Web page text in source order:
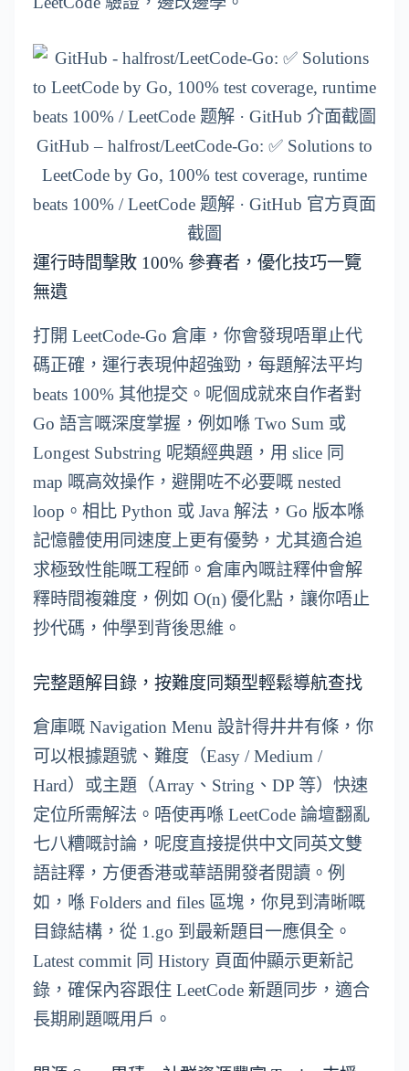
GitHub – halfrost/LeetCode-Go: ✅ Solutions to
LeetCode by Go, 100% test coverage, runtime
beats 100% / LeetCode 题解 · GitHub 官方頁面
截圖
運行時間擊敗 100% 參賽者，優化技巧一覽
無遺
打開 LeetCode-Go 倉庫，你會發現唔單止代
碼正確，運行表現仲超強勁，每題解法平均
beats 100% 其他提交。呢個成就來自作者對
Go 語言嘅深度掌握，例如喺 Two Sum 或
Longest Substring 呢類經典題，用 slice 同
map 嘅高效操作，避開咗不必要嘅 nested
loop。相比 Python 或 Java 解法，Go 版本喺
記憶體使用同速度上更有優勢，尤其適合追
求極致性能嘅工程師。倉庫內嘅註釋仲會解
釋時間複雜度，例如 O(n) 優化點，讓你唔止
抄代碼，仲學到背後思維。
完整題解目錄，按難度同類型輕鬆導航查找
倉庫嘅 Navigation Menu 設計得井井有條，你
可以根據題號、難度（Easy / Medium /
Hard）或主題（Array、String、DP 等）快速
定位所需解法。唔使再喺 LeetCode 論壇翻亂
七八糟嘅討論，呢度直接提供中文同英文雙
語註釋，方便香港或華語開發者閱讀。例
如，喺 Folders and files 區塊，你見到清晰嘅
目錄結構，從 1.go 到最新題目一應俱全。
Latest commit 同 History 頁面仲顯示更新記
錄，確保內容跟住 LeetCode 新題同步，適合
長期刷題嘅用戶。